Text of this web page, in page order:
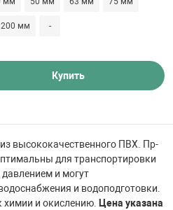
высококачественного ПВХ. Пр-
для транспортировки
и могут
и водоподготовки.
химии и окислению. Цена указана
200 мм -
Купить